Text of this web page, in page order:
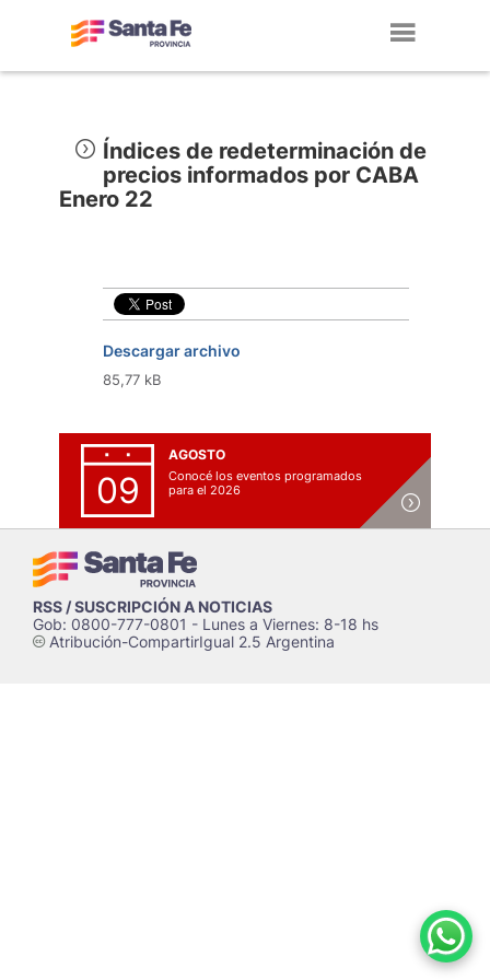
Índices de redeterminación de
precios informados por CABA
Enero 22
Descargar archivo
85,77 kB
09
AGOSTO
Conocé los eventos programados
para el 2026
RSS / SUSCRIPCIÓN A NOTICIAS
Gob: 0800-777-0801 - Lunes a Viernes: 8-18 hs
cAtribución-CompartirIgual 2.5 Argentina